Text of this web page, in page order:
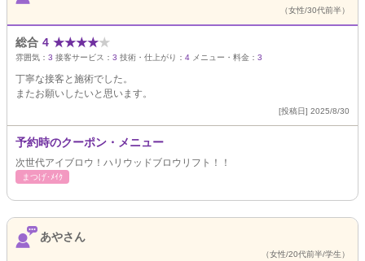
（女性/30代前半）
総合 4 ★★★★★
雰囲気： 3 接客サービス： 3 技術・仕上がり： 4 メニュー・料金： 3
丁寧な接客と施術でした。
またお願いしたいと思います。
[投稿日] 2025/8/30
予約時のクーポン・メニュー
次世代アイブロウ！ハリウッドブロウリフト！！
まつげ･ﾒｲｸ
あやさん
（女性/20代前半/学生）